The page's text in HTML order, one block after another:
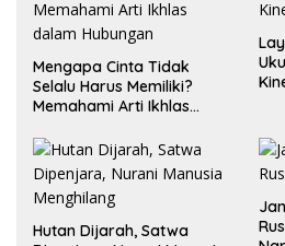
Mengapa Cinta Tidak
Selalu Harus Memiliki?
Memahami Arti Ikhlas
Hutan Dijarah, Satwa